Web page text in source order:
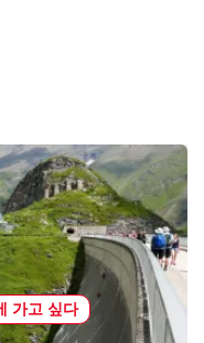
가고 싶다